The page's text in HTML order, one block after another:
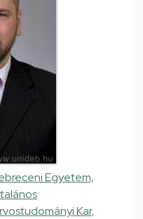
Egyetem,
Kar,